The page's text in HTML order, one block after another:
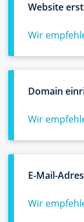
Website
Wir
Domain
Wir
E-Mail-
Wir